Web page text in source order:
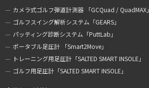
カメラ式ゴルフ弾道計測器 「GCQuad / QuadMAX」
ゴルフスイング解析システム「GEARS」
パッティング診断システム「PuttLab」
ポータブル足圧計 「Smart2Move」
トレーニング用足圧計「SALTED SMART INSOLE」
ゴルフ用足圧計「SALTED SMART INSOLE」